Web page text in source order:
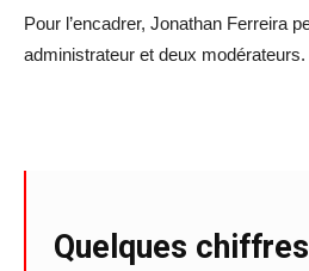
Pour l’encadrer, Jonathan Ferreira
administrateur et deux modérateurs.
Quelques